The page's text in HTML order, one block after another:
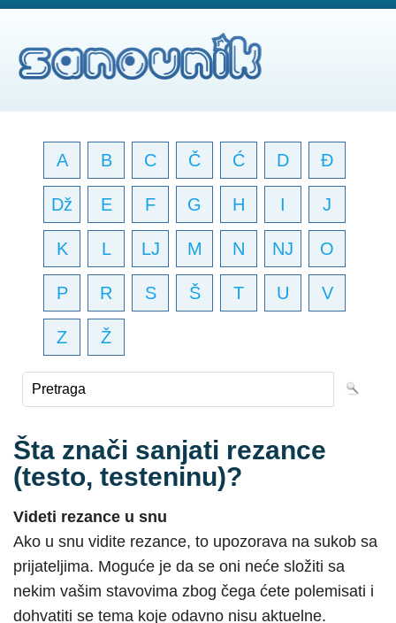
A B C Č Ć D Đ
Dž E F G H I J
K L LJ M N NJ O
P R S Š T U V
Z Ž
Šta znači sanjati rezance
(testo, testeninu)?
Videti rezance u snu
Ako u snu vidite rezance, to upozorava na sukob sa
prijateljima. Moguće je da se oni neće složiti sa
nekim vašim stavovima zbog čega ćete polemisati i
dohvatiti se tema koje odavno nisu aktuelne.